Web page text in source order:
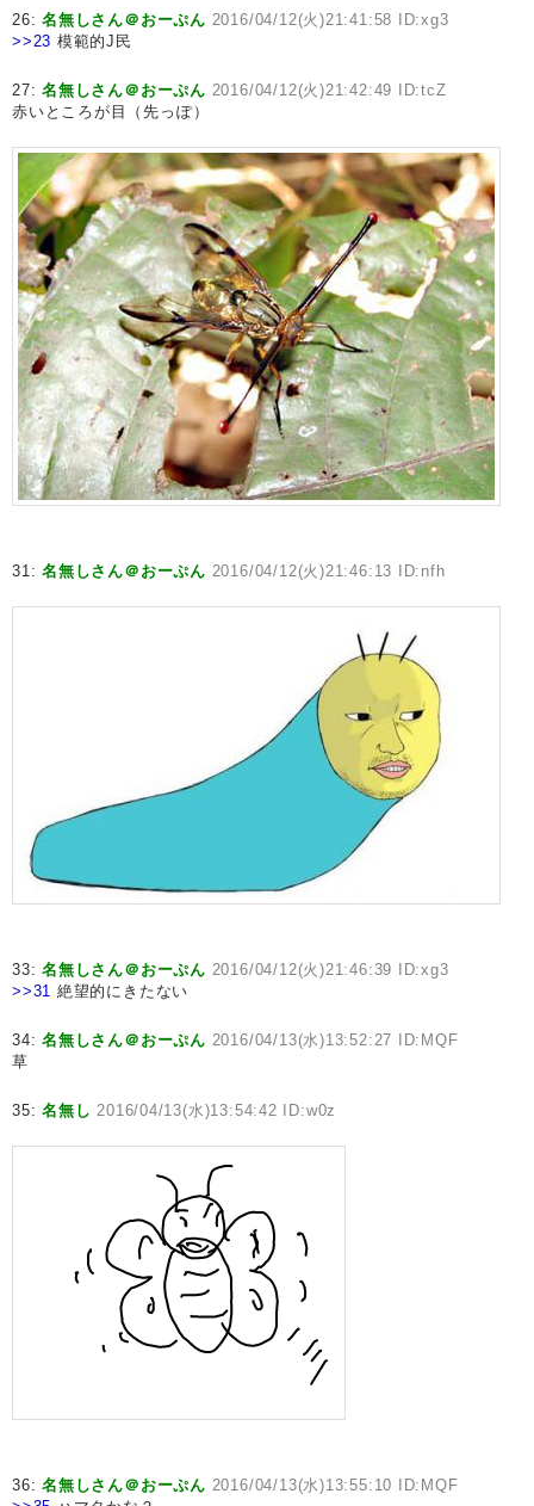
26:名無しさん＠おーぷん 2016/04/12(火)21:41:58 ID:xg3
>>23 模範的J民
27:名無しさん＠おーぷん 2016/04/12(火)21:42:49 ID:tcZ
赤いところが目（先っぽ）
31:名無しさん＠おーぷん 2016/04/12(火)21:46:13 ID:nfh
33:名無しさん＠おーぷん 2016/04/12(火)21:46:39 ID:xg3
>>31 絶望的にきたない
34:名無しさん＠おーぷん 2016/04/13(水)13:52:27 ID:MQF
草
35:名無し 2016/04/13(水)13:54:42 ID:w0z
36:名無しさん＠おーぷん 2016/04/13(水)13:55:10 ID:MQF